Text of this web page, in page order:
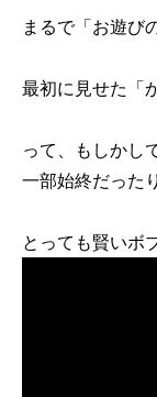
まるで「お遊び
最初に見せた「
って、もしかし
一部始終だった
とっても賢いボ